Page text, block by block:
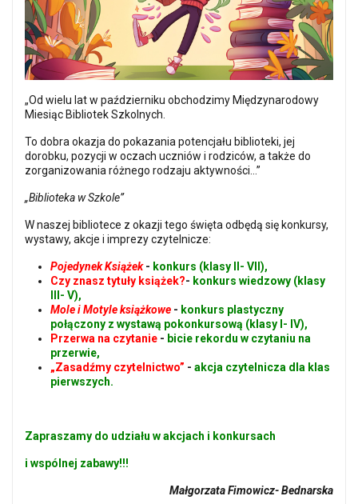
„Od wielu lat w październiku obchodzimy Międzynarodowy
Miesiąc Bibliotek Szkolnych.
To dobra okazja do pokazania potencjału biblioteki, jej
dorobku, pozycji w oczach uczniów i rodziców, a także do
zorganizowania różnego rodzaju aktywności...”
„Biblioteka w Szkole”
W naszej bibliotece z okazji tego święta odbędą się konkursy,
wystawy, akcje i imprezy czytelnicze:
Pojedynek Książek- konkurs (klasy II- VII),
Czy znasz tytuły książek?- konkurs wiedzowy (klasy
III- V),
Mole i Motyle książkowe - konkurs plastyczny
połączony z wystawą pokonkursową (klasy I- IV),
Przerwa na czytanie - bicie rekordu w czytaniu na
przerwie,
„Zasadźmy czytelnictwo” - akcja czytelnicza dla klas
pierwszych.
Zapraszamy do udziału w akcjach i konkursach
i wspólnej zabawy!!!
Małgorzata Fimowicz- Bednarska